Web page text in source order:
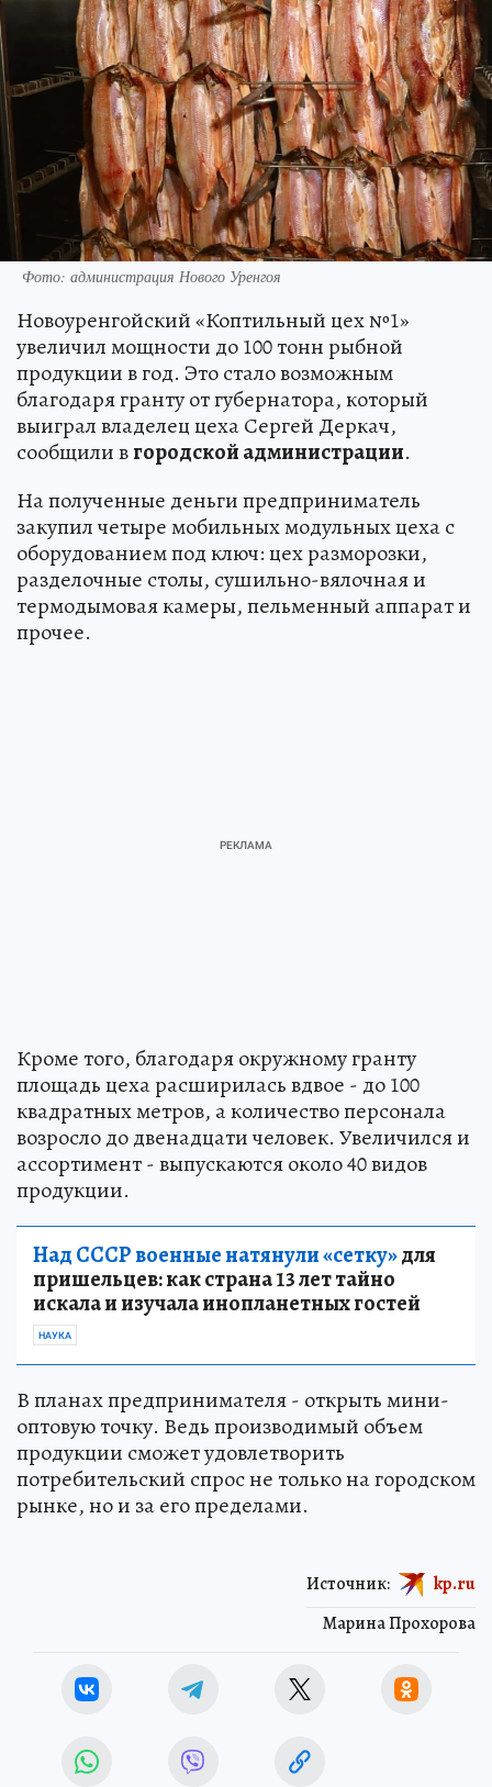
Фото: администрация Нового Уренгоя
Новоуренгойский «Коптильный цех №1»
увеличил мощности до 100 тонн рыбной
продукции в год. Это стало возможным
благодаря гранту от губернатора, который
выиграл владелец цеха Сергей Деркач,
сообщили вгородской администрации.
На полученные деньги предприниматель
закупил четыре мобильных модульных цеха с
оборудованием под ключ: цех разморозки,
разделочные столы, сушильно-вялочная и
термодымовая камеры, пельменный аппарат и
прочее.
Кроме того, благодаря окружному гранту
площадь цеха расширилась вдвое - до 100
квадратных метров, а количество персонала
возросло до двенадцати человек. Увеличился и
ассортимент - выпускаются около 40 видов
продукции.
Над СССР военные натянули «сетку»для
пришельцев: как страна 13 лет тайно
искала и изучала инопланетных гостей
НАУКА
В планах предпринимателя - открыть мини-
оптовую точку. Ведь производимый объем
продукции сможет удовлетворить
потребительский спрос не только на городском
рынке, но и за его пределами.
Марина Прохорова
Источник: kp.ru